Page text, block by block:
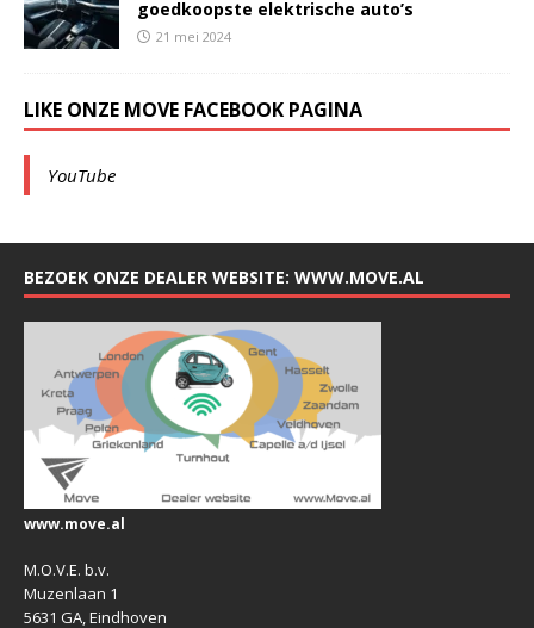
goedkoopste elektrische auto’s
21 mei 2024
LIKE ONZE MOVE FACEBOOK PAGINA
YouTube
BEZOEK ONZE DEALER WEBSITE: WWW.MOVE.AL
www.move.al
M.O.V.E. b.v.
Muzenlaan 1
5631 GA, Eindhoven